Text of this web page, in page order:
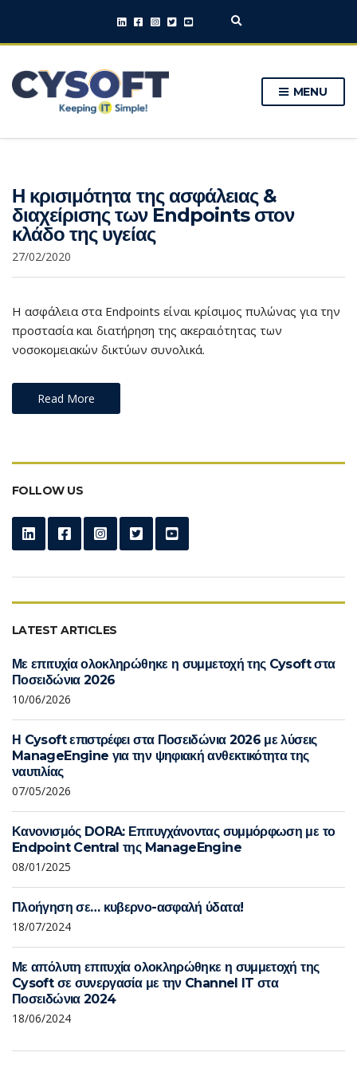
E
p
a
f
o
r
MENU
Η κρισιμότητα της ασφάλειας &
διαχείρισης των Endpoints στον
κλάδο της υγείας
27/02/2020
Η ασφάλεια στα Endpoints είναι κρίσιμος πυλώνας για την
προστασία και διατήρηση της ακεραιότητας των
νοσοκομειακών δικτύων συνολικά.
Read More
FOLLOW US
LATEST ARTICLES
Με επιτυχία ολοκληρώθηκε η συμμετοχή της Cysoft στα
Ποσειδώνια 2026
10/06/2026
Η Cysoft επιστρέφει στα Ποσειδώνια 2026 με λύσεις
ManageEngine για την ψηφιακή ανθεκτικότητα της
ναυτιλίας
07/05/2026
Κανονισμός DORA: Επιτυγχάνοντας συμμόρφωση με το
Endpoint Central της ManageEngine
08/01/2025
Πλοήγηση σε… κυβερνο-ασφαλή ύδατα!
18/07/2024
Με απόλυτη επιτυχία ολοκληρώθηκε η συμμετοχή της
Cysoft σε συνεργασία με την Channel IT στα
Ποσειδώνια 2024
18/06/2024